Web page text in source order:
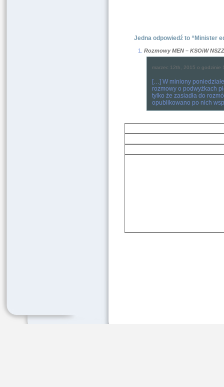
Jedna odpowiedź to “Minister
Rozmowy MEN – KSOiW
marzec 12th, 2015 o godzinie
[…] W miniony
rozmowy o podwyżkach
tylko że zasiadła do
opublikowano po nich